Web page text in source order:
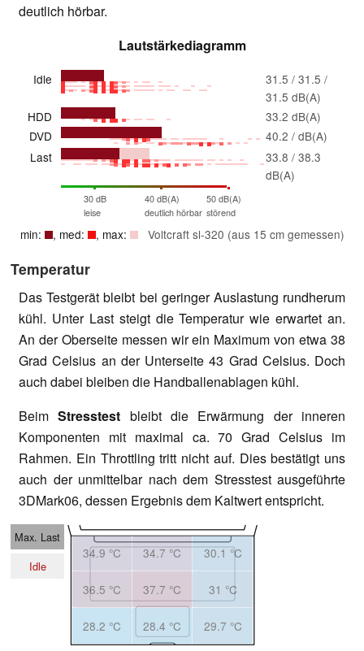
deutlich hörbar.
Lautstärkediagramm
Idle
31.5 / 31.5 /
31.5 dB(A)
HDD
33.2 dB(A)
DVD
40.2 / dB(A)
Last
33.8 / 38.3
dB(A)
30 dB
leise
40 dB(A)
deutlich hörbar
50 dB(A)
störend
min: , med: , max: Voltcraft sl-320 (aus 15 cm gemessen)
Temperatur
Das Testgerät bleibt bei geringer Auslastung rundherum
kühl. Unter Last steigt die Temperatur wie erwartet an.
An der Oberseite messen wir ein Maximum von etwa 38
Grad Celsius an der Unterseite 43 Grad Celsius. Doch
auch dabei bleiben die Handballenablagen kühl.
BeimStresstest bleibt die Erwärmung der inneren
Komponenten mit maximal ca. 70 Grad Celsius im
Rahmen. Ein Throttling tritt nicht auf. Dies bestätigt uns
auch der unmittelbar nach dem Stresstest ausgeführte
3DMark06, dessen Ergebnis dem Kaltwert entspricht.
Max. Last
Idle
34.9 °C 34.7 °C 30.1 °C
36.5 °C 37.7 °C 31 °C
28.2 °C 28.4 °C 29.7 °C